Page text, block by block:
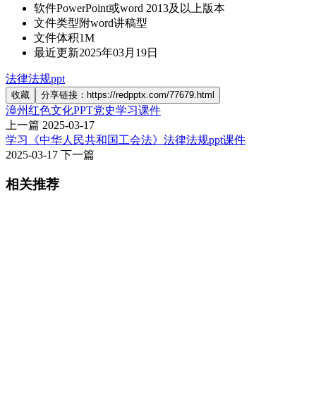
软件PowerPoint或word 2013及以上版本
文件类型附word讲稿型
文件体积1M
最近更新2025年03月19日
法律法规ppt
收藏 分享链接：https://redpptx.com/77679.html
漳州红色文化PPT党史学习课件
上一篇 2025-03-17
学习《中华人民共和国工会法》法律法规ppt课件
2025-03-17 下一篇
相关推荐